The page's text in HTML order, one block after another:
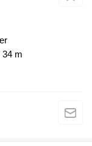
34 m